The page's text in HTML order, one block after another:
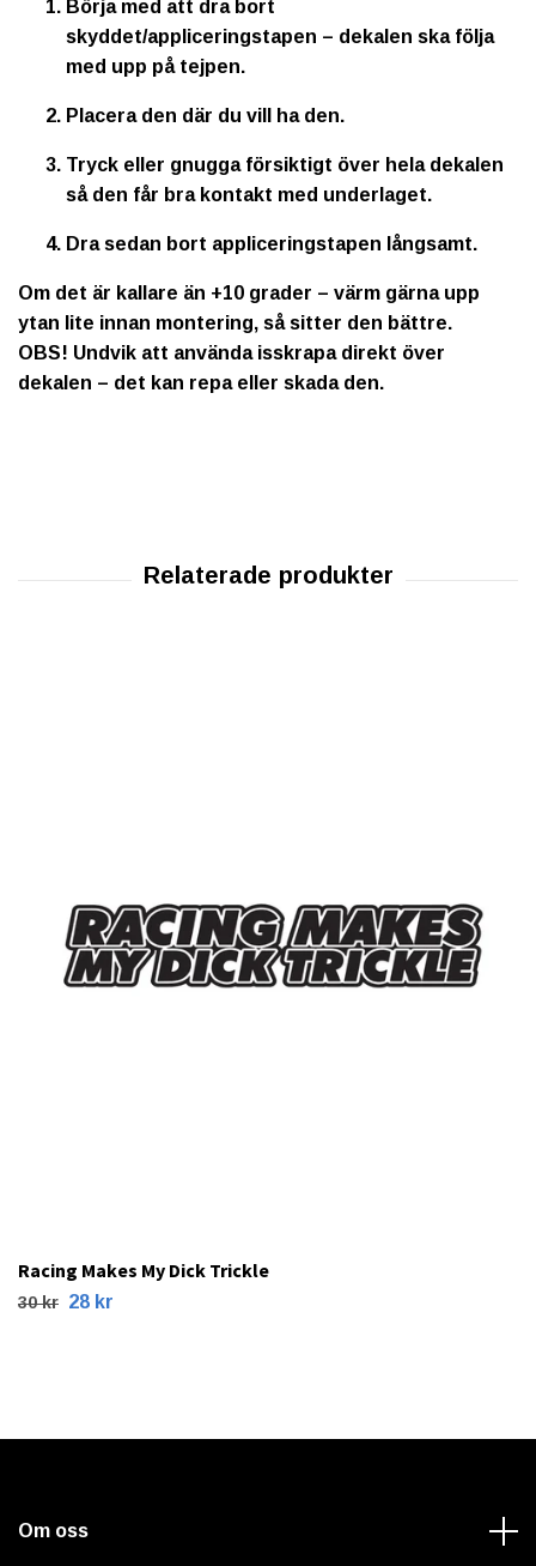
Börja med att dra bort
skyddet/appliceringstapen – dekalen ska följa
med upp på tejpen.
Placera den där du vill ha den.
Tryck eller gnugga försiktigt över hela dekalen
så den får bra kontakt med underlaget.
Dra sedan bort appliceringstapen långsamt.
Om det är kallare än +10 grader – värm gärna upp
ytan lite innan montering, så sitter den bättre.
OBS! Undvik att använda isskrapa direkt över
dekalen – det kan repa eller skada den.
Racing Makes My Dick Trickle
30 kr 28 kr
Om oss